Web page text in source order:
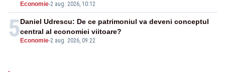
Economie-2 aug. 2026, 10:12
5 Economie-2 aug. 2026, 09:22
Daniel Udrescu: De ce patrimoniul va deveni conceptul
central al economiei viitoare?